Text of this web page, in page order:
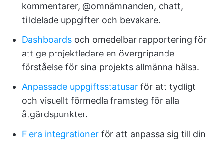
kommentarer, @omnämnanden, chatt,
tilldelade uppgifter och bevakare.
Dashboards och omedelbar rapportering för
att ge projektledare en övergripande
förståelse för sina projekts allmänna hälsa.
Anpassade uppgiftsstatusar för att tydligt
och visuellt förmedla framsteg för alla
åtgärdspunkter.
Flera integrationer för att anpassa sig till din